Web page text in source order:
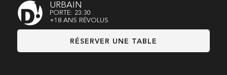
URBAIN
PORTE: 23:30
+18 ANS RÉVOLUS
RÉSERVER UNE TABLE